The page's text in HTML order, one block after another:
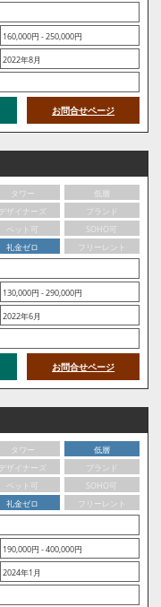
160,000円 - 250,000円
2022年8月
お問合せページ
タワー
低層
デザイナーズ
ブランド
ペット可
SOHO可
礼金ゼロ
フリーレント
130,000円 - 290,000円
2022年6月
お問合せページ
タワー
低層
デザイナーズ
ブランド
ペット可
SOHO可
礼金ゼロ
フリーレント
190,000円 - 400,000円
2024年1月